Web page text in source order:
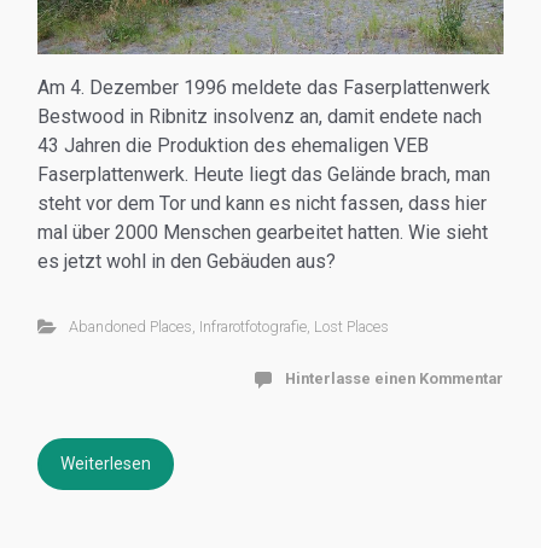
Am 4. Dezember 1996 meldete das Faserplattenwerk
Bestwood in Ribnitz insolvenz an, damit endete nach
43 Jahren die Produktion des ehemaligen VEB
Faserplattenwerk. Heute liegt das Gelände brach, man
steht vor dem Tor und kann es nicht fassen, dass hier
mal über 2000 Menschen gearbeitet hatten. Wie sieht
es jetzt wohl in den Gebäuden aus?
Abandoned Places Infrarotfotografie, Lost Places
Hinterlasse einen Kommentar
Weiterlesen